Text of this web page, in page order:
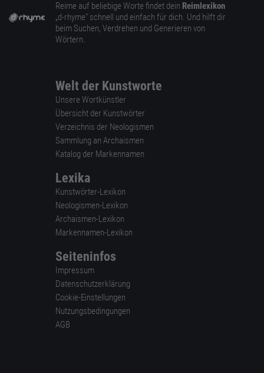
Reime auf beliebige Worte findet dein Reimlexikon
„d-rhyme” schnell und einfach für dich. Und hilft dir
beim Suchen, Verdrehen und Generieren von
Wörtern.
Welt der Kunstworte
Unsere Wortkünstler
Übersicht der Kunstwörter
Verzeichnis der Neologismen
Sammlung an Archaismen
Katalog der Markennamen
Lexika
Kunstwörter-Lexikon
Neologismen-Lexikon
Archaismen-Lexikon
Markennamen-Lexikon
Seiteninfos
Impressum
Datenschutzerklärung
Cookie-Einstellungen
Nutzungsbedingungen
AGB